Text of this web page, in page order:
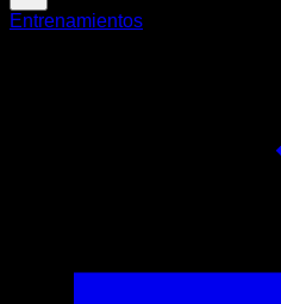
Entrenamientos